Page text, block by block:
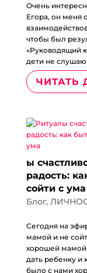
Очень
Егора, он меня
чтобы был
«Руководящий
дети не
ЧИТАТЬ
ы
радость:
сойти с ума
Блог,
Сегодня на
мамой и не
хорошей
дать ребенку и
было с нами